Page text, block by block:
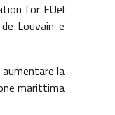
for FUel
Louvain e
la
marittima